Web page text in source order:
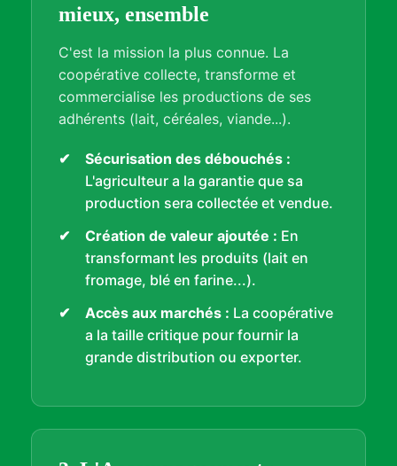
mieux, ensemble
C'est la mission la plus connue. La
coopérative collecte, transforme et
commercialise les productions de ses
adhérents (lait, céréales, viande...).
Sécurisation des débouchés :
L'agriculteur a la garantie que sa
production sera collectée et vendue.
Création de valeur ajoutée : En
transformant les produits (lait en
fromage, blé en farine...).
Accès aux marchés : La coopérative
a la taille critique pour fournir la
grande distribution ou exporter.